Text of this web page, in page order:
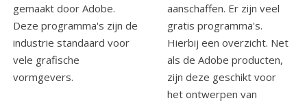
gemaakt door Adobe.
Deze programma's zijn de
industrie standaard voor
vele grafische
vormgevers.
aanschaffen. Er zijn veel
gratis programma's.
Hierbij een overzicht. Net
als de Adobe producten,
zijn deze geschikt voor
het ontwerpen van